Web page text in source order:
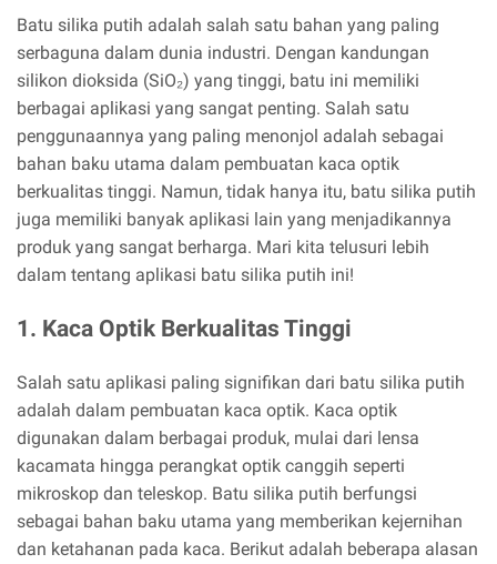
Batu silika putih adalah salah satu bahan yang paling
serbaguna dalam dunia industri. Dengan kandungan
silikon dioksida (SiO₂) yang tinggi, batu ini memiliki
berbagai aplikasi yang sangat penting. Salah satu
penggunaannya yang paling menonjol adalah sebagai
bahan baku utama dalam pembuatan kaca optik
berkualitas tinggi. Namun, tidak hanya itu, batu silika putih
juga memiliki banyak aplikasi lain yang menjadikannya
produk yang sangat berharga. Mari kita telusuri lebih
dalam tentang aplikasi batu silika putih ini!
1. Kaca Optik Berkualitas Tinggi
Salah satu aplikasi paling signifikan dari batu silika putih
adalah dalam pembuatan kaca optik. Kaca optik
digunakan dalam berbagai produk, mulai dari lensa
kacamata hingga perangkat optik canggih seperti
mikroskop dan teleskop. Batu silika putih berfungsi
sebagai bahan baku utama yang memberikan kejernihan
dan ketahanan pada kaca. Berikut adalah beberapa alasan